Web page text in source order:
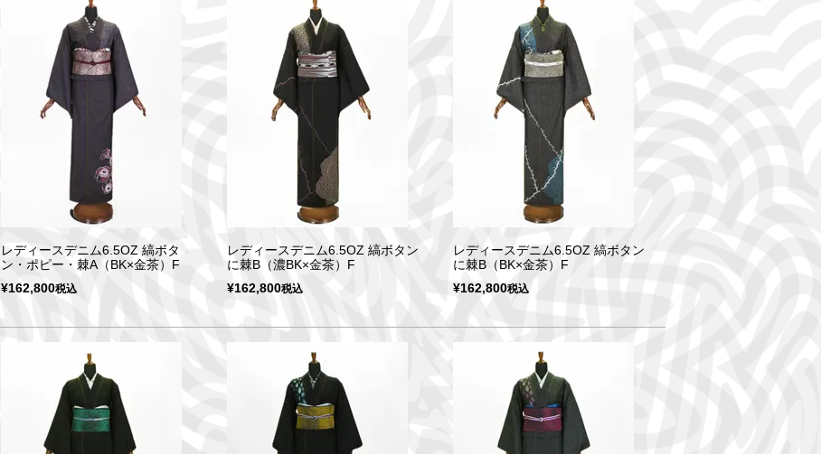
レディースデニム6.5OZ 縞ボタ
ン・ポピー・棘A（BK×金茶）F
¥162,800税込
レディースデニム6.5OZ 縞ボタン
に棘B（濃BK×金茶）F
¥162,800税込
レディースデニム6.5OZ 縞ボタン
に棘B（BK×金茶）F
¥162,800税込